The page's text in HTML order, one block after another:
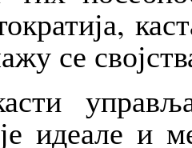
се
идеале и